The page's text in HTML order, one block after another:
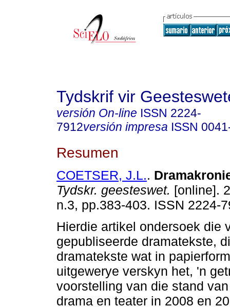
Tydskrif vir
versión On-line ISSN 2224-
7912versión impresa ISSN
Resumen
COETSER, J.L..
Tydskr. geesteswet. [online].
n.3, pp.383-403. ISSN 2224-
Hierdie artikel ondersoek die
gepubliseerde dramatekste,
dramatekste wat in
uitgewerye verskyn het, 'n
voorstelling van die stand
drama en teater in 2008 en